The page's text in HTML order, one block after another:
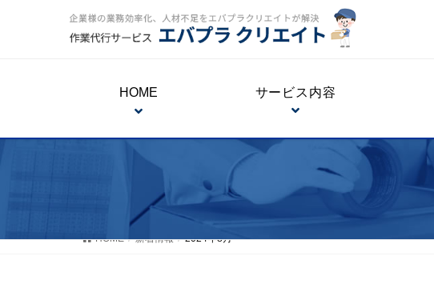
HOME サービス内容
HOME 新着情報 2024年8月